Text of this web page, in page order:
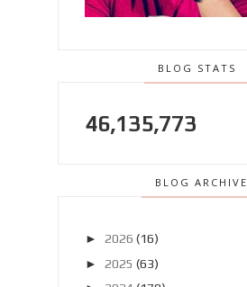
BLOG STATS
46,135,773
BLOG ARCHIVE
► 2026 (16)
► 2025 (63)